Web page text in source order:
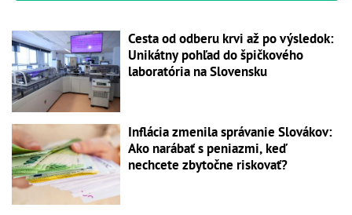
Cesta od odberu krvi až po výsledok:
Unikátny pohľad do špičkového
laboratória na Slovensku
Inflácia zmenila správanie Slovákov:
Ako narábať s peniazmi, keď
nechcete zbytočne riskovať?